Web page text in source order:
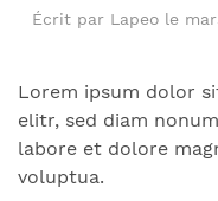
Écrit par Lapeo le
Lorem ipsum dolor
elitr, sed diam
labore et dolore
voluptua.